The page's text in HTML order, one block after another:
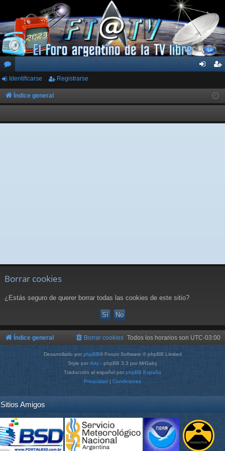
or
os
ar
ist
rs
Identificarse Registrarse
Índice general
Borrar cookies
¿Estás seguro de querer borrar todas las cookies de este sitio?
Índice general Todos los horarios son UTC-03:00
Borrar cookies
Desarrollado porphpBB® Forum Software © phpBB Limited
Style por Arty - phpBB 3.3 por MrGaby
Traducción al español por phpBB España
Privacidad | Condiciones
Sitios Amigos